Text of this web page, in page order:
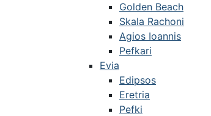
Golden Beach
Skala Rachoni
Agios Ioannis
Pefkari
Evia
Edipsos
Eretria
Pefki